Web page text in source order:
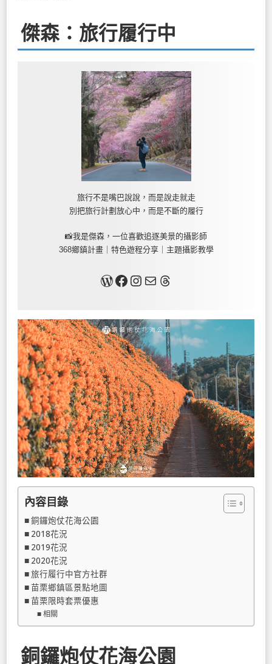
傑森：旅行履行中
旅行不是嘴巴說說，而是說走就走
別把旅行計劃放心中，而是不斷的履行
📸我是傑森，一位喜歡追逐美景的攝影師
368鄉鎮計畫｜特色遊程分享｜主題攝影教學
關於我Facebook InstagramMail Threads
內容目錄
銅鑼炮仗花海公園
2018花況
2019花況
2020花況
旅行履行中官方社群
苗栗鄉鎮區景點地圖
苗栗限時套票優惠
相關
銅鑼炮仗花海公園